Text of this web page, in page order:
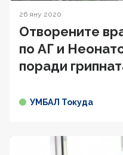
26 яну 2020
Отворените
по АГ и
поради
УМБАЛ Токуда